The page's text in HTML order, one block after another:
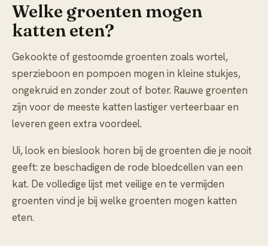
Welke groenten mogen
katten eten?
Gekookte of gestoomde groenten zoals wortel,
sperzieboon en pompoen mogen in kleine stukjes,
ongekruid en zonder zout of boter. Rauwe groenten
zijn voor de meeste katten lastiger verteerbaar en
leveren geen extra voordeel.
Ui, look en bieslook horen bij de groenten die je nooit
geeft: ze beschadigen de rode bloedcellen van een
kat. De volledige lijst met veilige en te vermijden
groenten vind je bij welke groenten mogen katten
eten.